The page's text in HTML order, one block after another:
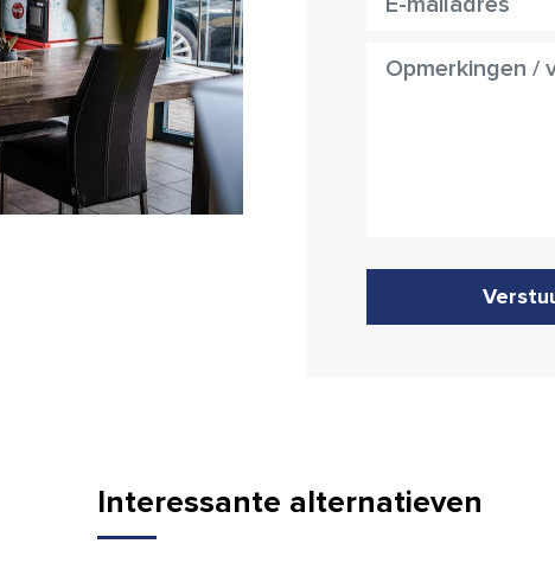
Interessante alternatieven